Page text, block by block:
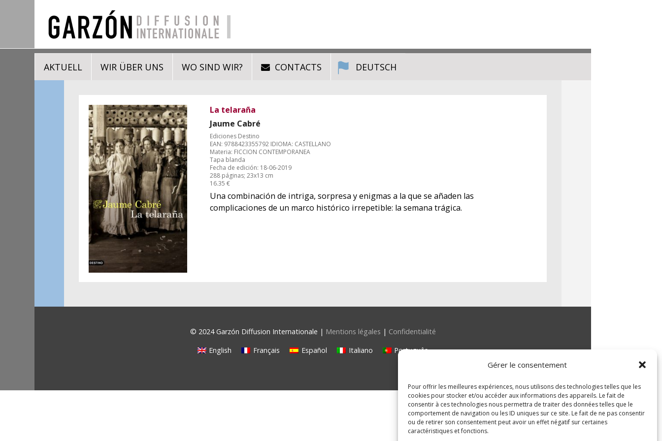
Gérer le consentement
Pour offrir les meilleures expériences, nous utilisons des technologies telles que les
cookies pour stocker et/ou accéder aux informations des appareils. Le fait de
consentir à ces technologies nous permettra de traiter des données telles que le
comportement de navigation ou les ID uniques sur ce site. Le fait de ne pas consentir
ou de retirer son consentement peut avoir un effet négatif sur certaines
caractéristiques et fonctions.
AKTUELL WIR ÜBER UNS WO SIND WIR? CONTACTS DEUTSCH
La telaraña
Jaume Cabré
Ediciones Destino
EAN: 9788423355792 IDIOMA: CASTELLANO
Materia: FICCION CONTEMPORANEA
Tapa blanda
Fecha de edición: 18-06-2019
288 páginas; 23x13 cm
16.35 €
Una combinación de intriga, sorpresa y enigmas a la que se añaden las
complicaciones de un marco histórico irrepetible: la semana trágica.
© 2024 Garzón Diffusion Internationale | Mentions légales | Confidentialité
English
Français Español Italiano Português